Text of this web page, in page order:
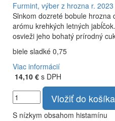
Furmint, výber z hrozna r. 2023
Slnkom dozreté bobule hrozna
arómu krehkých letných
osvieži jeho bohatý prírodný
biele sladké 0,75
Viac informácií
14,10 € s DPH
Vložiť do košíka
S nízkym obsahom histamínu